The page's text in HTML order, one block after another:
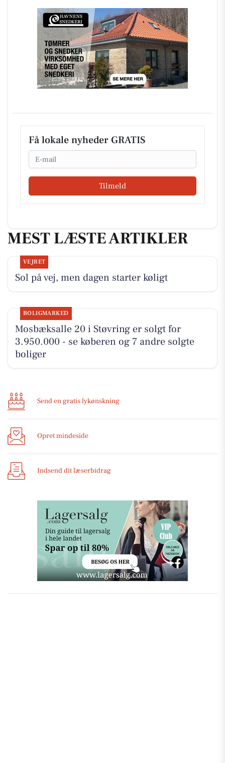
Få lokale nyheder GRATIS
Email
Tilmeld
MEST LÆSTE ARTIKLER
VEJRET
Sol på vej, men dagen starter køligt
BOLIGMARKED
Mosbæksalle 20 i Støvring er solgt for
3.950.000 - se køberen og 7 andre solgte
boliger
Send en gratis lykønskning
Opret mindeside
Indsend dit læserbidrag